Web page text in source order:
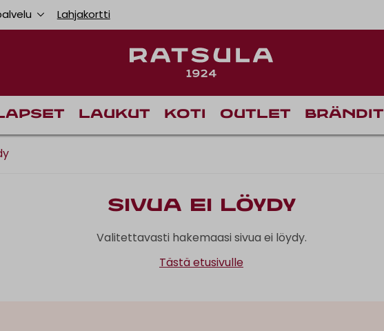
Lahjakortti
Laukut Koti Outlet Brändit
Sivua ei löydy
Valitettavasti hakemaasi sivua ei löydy.
Tästä etusivulle